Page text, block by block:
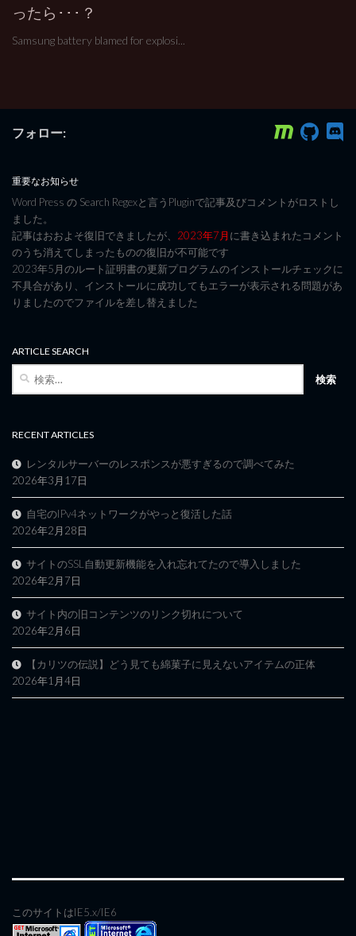
ったら･･･？
Samsung battery blamed for explosi...
フォロー:
重要なお知らせ
Word Press の Search Regexと言うPluginで記事及びコメントがロストし
ました。
記事はおおよそ復旧できましたが、 2023年7月に書き込まれたコメント
のうち消えてしまったものの復旧が不可能です
2023年5月のルート証明書の更新プログラムのインストールチェックに
不具合があり、インストールに成功してもエラーが表示される問題があ
りましたのでファイルを差し替えました
ARTICLE SEARCH
検
RECENT ARTICLES
レンタルサーバーのレスポンスが悪すぎるので調べてみた
2026年3月17日
自宅のIPv4ネットワークがやっと復活した話
2026年2月28日
サイトのSSL自動更新機能を入れ忘れてたので導入しました
2026年2月7日
サイト内の旧コンテンツのリンク切れについて
2026年2月6日
【カリツの伝説】どう見ても綿菓子に見えないアイテムの正体
2026年1月4日
このサイトはIE5.x/IE6